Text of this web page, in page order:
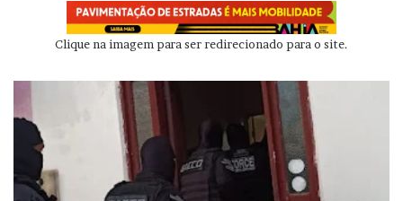
Clique na imagem para ser redirecionado para o site.